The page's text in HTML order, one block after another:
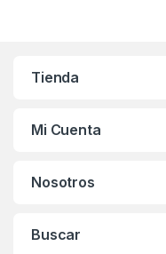
Tienda
Mi Cuenta
Nosotros
Buscar